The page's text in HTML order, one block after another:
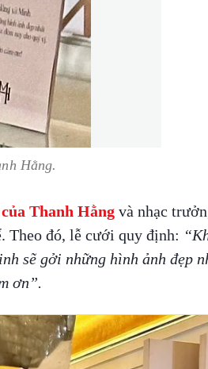
Hằng.
Thanh Hằngvà nhạc
Theo đó, lễ cưới quy định:
sẽ gởi những hình ảnh đẹp
ơn”.